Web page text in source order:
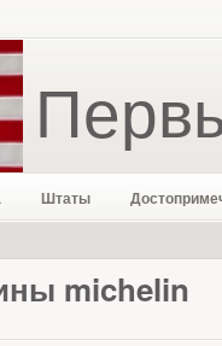
Штаты
michelin